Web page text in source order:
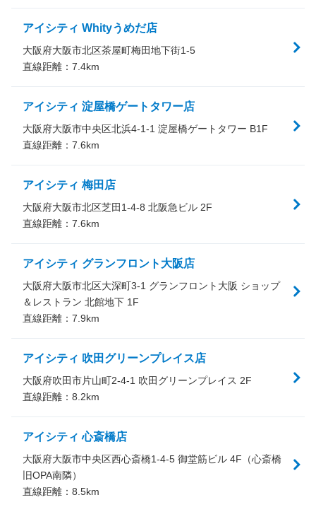
アイシティ Whityうめだ店
大阪府大阪市北区茶屋町梅田地下街1-5
直線距離： 7.4km
アイシティ 淀屋橋ゲートタワー店
大阪府大阪市中央区北浜4-1-1 淀屋橋ゲートタワー B1F
直線距離： 7.6km
アイシティ 梅田店
大阪府大阪市北区芝田1-4-8 北阪急ビル 2F
直線距離： 7.6km
アイシティ グランフロント大阪店
大阪府大阪市北区大深町3-1 グランフロント大阪 ショップ
＆レストラン 北館地下 1F
直線距離： 7.9km
アイシティ 吹田グリーンプレイス店
大阪府吹田市片山町2-4-1 吹田グリーンプレイス 2F
直線距離： 8.2km
アイシティ 心斎橋店
大阪府大阪市中央区西心斎橋1-4-5 御堂筋ビル 4F（心斎橋
旧OPA南隣）
直線距離： 8.5km